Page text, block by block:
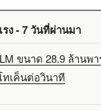
ง - 7 วันที่ผ่านมา
ขนาด 28.9 ล้านพ
ทเค็นต่อวินาที